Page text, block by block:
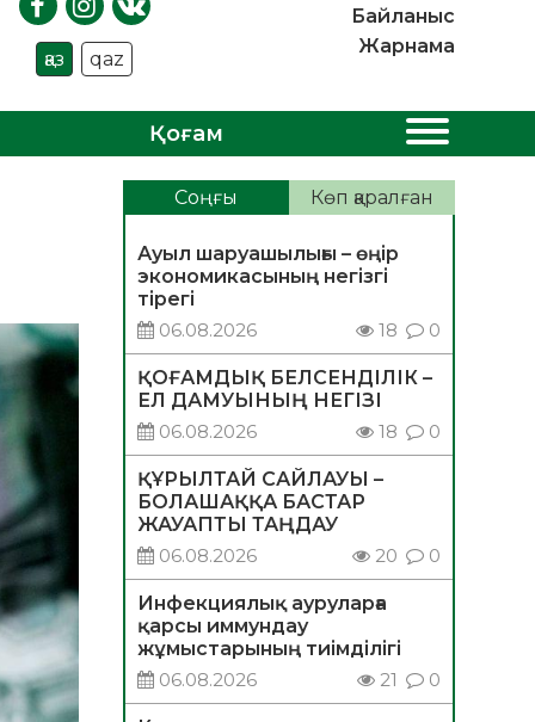
қаз qaz
Байланыс
Жарнама
Қоғам
Соңғы Көп қаралған
Ауыл шаруашылығы – өңір
экономикасының негізгі
тірегі
06.08.2026
18 0
ҚОҒАМДЫҚ БЕЛСЕНДІЛІК –
ЕЛ ДАМУЫНЫҢ НЕГІЗІ
06.08.2026
18 0
ҚҰРЫЛТАЙ САЙЛАУЫ –
БОЛАШАҚҚА БАСТАР
ЖАУАПТЫ ТАҢДАУ
06.08.2026
20 0
Инфекциялық ауруларға
қарсы иммундау
жұмыстарының тиімділігі
06.08.2026
21 0